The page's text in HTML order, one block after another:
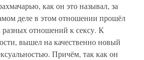
как он это называл, за
деле в этом отношении прошёл
отношений к сексу. К
вышел на качественно новый
Причём, так как он